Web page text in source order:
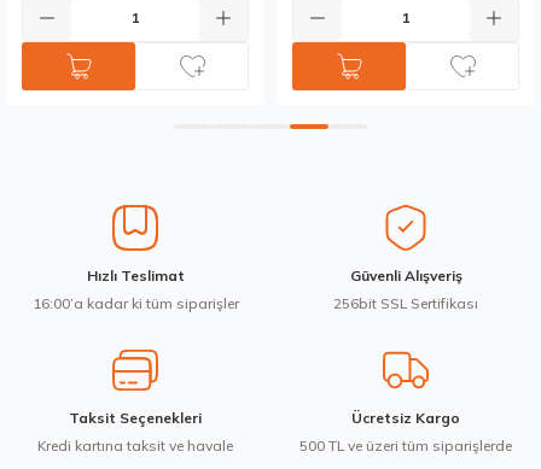
Gönder
Hızlı Teslimat
16:00’a kadar ki tüm siparişler
Güvenli Alışveriş
256bit SSL Sertifikası
Taksit Seçenekleri
Kredi kartına taksit ve havale
Ücretsiz Kargo
500 TL ve üzeri tüm siparişlerde